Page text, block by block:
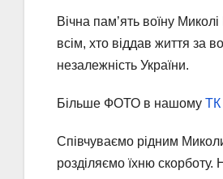
Вічна пам’ять воїну Миколі
всім, хто віддав життя за
незалежність України.
Більше ФОТО в нашому ТК
Співчуваємо рідним
розділяємо їхню скорботу.